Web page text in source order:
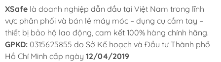
XSafe là doanh nghiệp dẫn đầu tại Việt Nam trong lĩnh
vực phân phối và bán lẻ máy móc – dụng cụ cầm tay –
thiết bị bảo hộ lao động, cam kết 100% hàng chính hãng.
GPKD: 0315625855 do Sở Kế hoạch và Đầu tư Thành phố
Hồ Chí Minh cấp ngày 12/04/2019